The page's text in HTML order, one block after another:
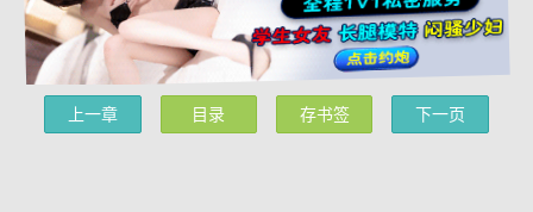
上一章 目录 存书签 下一页